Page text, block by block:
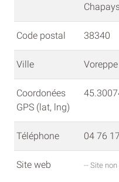
Code postal 38340
Ville Voreppe
Coordonées
GPS (lat, lng)
Téléphone 04 76
Site web -- Site